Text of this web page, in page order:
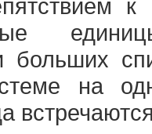
больших
на